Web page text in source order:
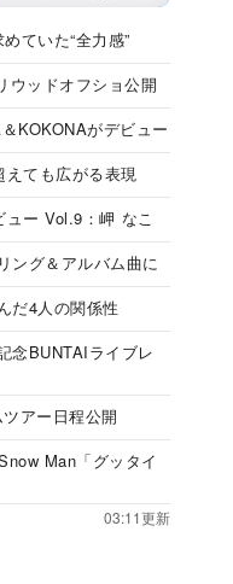
ていた“全力感”
ウッドオフショ公開
KOKONAがデビュー
ても広がる表現
ー Vol.9：岬 なこ
ング＆アルバム曲に
だ4人の関係性
念BUNTAIライブレ
アー日程公開
Man「グッタイ
03:11更新